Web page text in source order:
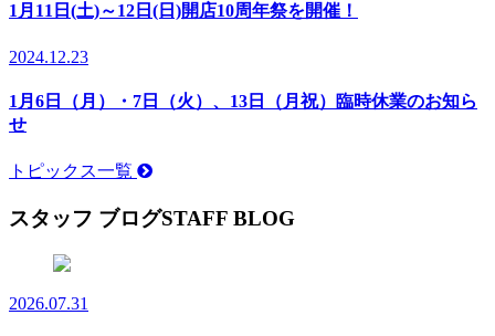
1月11日(土)～12日(日)開店10周年祭を開催！
2024.12.23
1月6日（月）・7日（火）、13日（月祝）臨時休業のお知ら
せ
トピックス一覧
スタッフ ブログSTAFF BLOG
2026.07.31